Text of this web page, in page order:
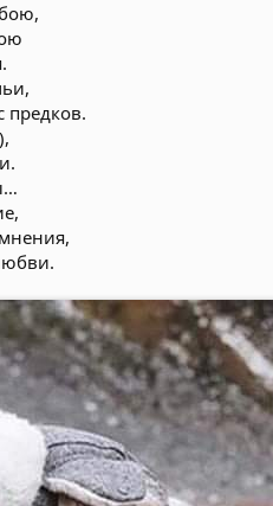
предков.